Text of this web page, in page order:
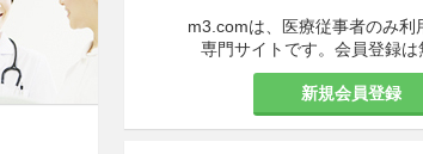
m3.comは、医療従事者のみ利
専門サイトです。会員登録は
新規会員登録